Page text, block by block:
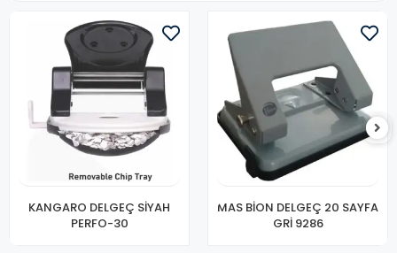
KANGARO DELGEÇ SİYAH
PERFO-30
MAS BİON DELGEÇ 20 SAYFA
GRİ 9286